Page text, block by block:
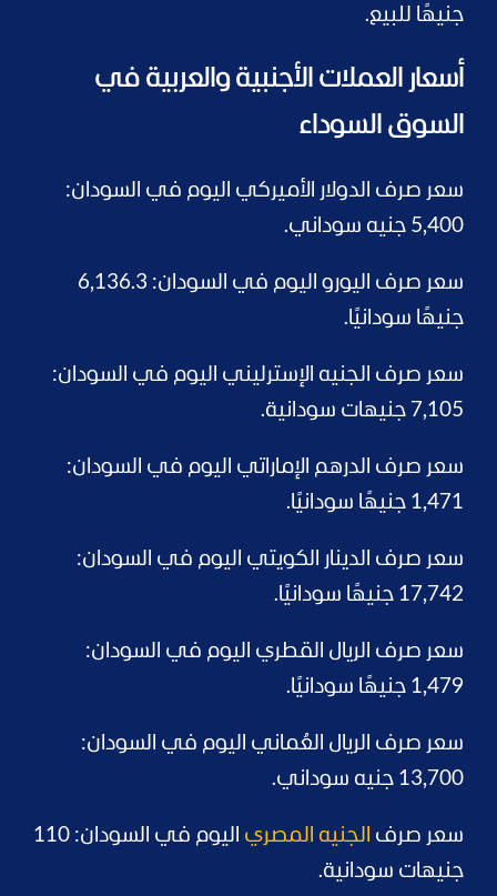
جنيهًا للبيع.
أسعار العملات الأجنبية والعربية في
السوق السوداء
سعر صرف الدولار الأميركي اليوم في السودان:
5,400 جنيه سوداني.
سعر صرف اليورو اليوم في السودان: 6,136.3
جنيهًا سودانيًا.
سعر صرف الجنيه الإسترليني اليوم في السودان:
7,105 جنيهات سودانية.
سعر صرف الدرهم الإماراتي اليوم في السودان:
1,471 جنيهًا سودانيًا.
سعر صرف الدينار الكويتي اليوم في السودان:
17,742 جنيهًا سودانيًا.
سعر صرف الريال القطري اليوم في السودان:
1,479 جنيهًا سودانيًا.
سعر صرف الريال العُماني اليوم في السودان:
13,700 جنيه سوداني.
سعر صرف الجنيه المصري
اليوم في السودان: 110
جنيهات سودانية.